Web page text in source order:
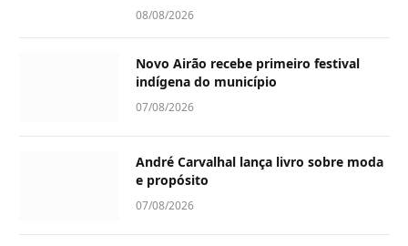
08/08/2026
Novo Airão recebe primeiro festival
indígena do município
07/08/2026
André Carvalhal lança livro sobre moda
e propósito
07/08/2026